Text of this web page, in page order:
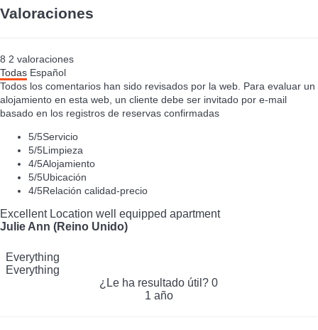
Valoraciones
8 2 valoraciones
Todas Español
Todos los comentarios han sido revisados por la web. Para evaluar un
alojamiento en esta web, un cliente debe ser invitado por e-mail
basado en los registros de reservas confirmadas
5/5Servicio
5/5Limpieza
4/5Alojamiento
5/5Ubicación
4/5Relación calidad-precio
Excellent Location well equipped apartment
Julie Ann (Reino Unido)
Everything
Everything
¿Le ha resultado útil? 0
1 año